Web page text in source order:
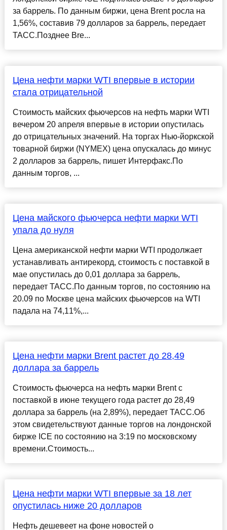
за баррель. По данным биржи, цена Brent росла на
1,56%, составив 79 долларов за баррель, передает
ТАСС.Позднее Bre...
Цена нефти марки WTI впервые в истории
стала отрицательной
Стоимость майских фьючерсов на нефть марки WTI
вечером 20 апреля впервые в истории опустилась
до отрицательных значений. На торгах Нью-йоркской
товарной биржи (NYMEX) цена опускалась до минус
2 долларов за баррель, пишет Интерфакс.По
данным торгов, ...
Цена майского фьючерса нефти марки WTI
упала до нуля
Цена американской нефти марки WTI продолжает
устанавливать антирекорд, стоимость с поставкой в
мае опустилась до 0,01 доллара за баррель,
передает ТАСС.По данным торгов, по состоянию на
20.09 по Москве цена майских фьючерсов на WTI
падала на 74,11%,...
Цена нефти марки Brent растет до 28,49
доллара за баррель
Стоимость фьючерса на нефть марки Brent с
поставкой в июне текущего года растет до 28,49
доллара за баррель (на 2,89%), передает ТАСС.Об
этом свидетельствуют данные торгов на лондонской
бирже ICE по состоянию на 3:19 по московскому
времени.Стоимость...
Цена нефти марки WTI впервые за 18 лет
опустилась ниже 20 долларов
Нефть дешевеет на фоне новостей о